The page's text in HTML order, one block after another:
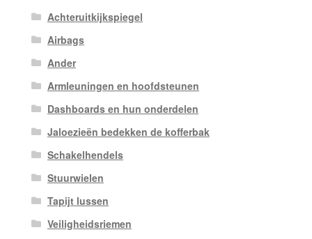
Achteruitkijkspiegel
Airbags
Ander
Armleuningen en hoofdsteunen
Dashboards en hun onderdelen
Jaloezieën bedekken de kofferbak
Schakelhendels
Stuurwielen
Tapijt lussen
Veiligheidsriemen